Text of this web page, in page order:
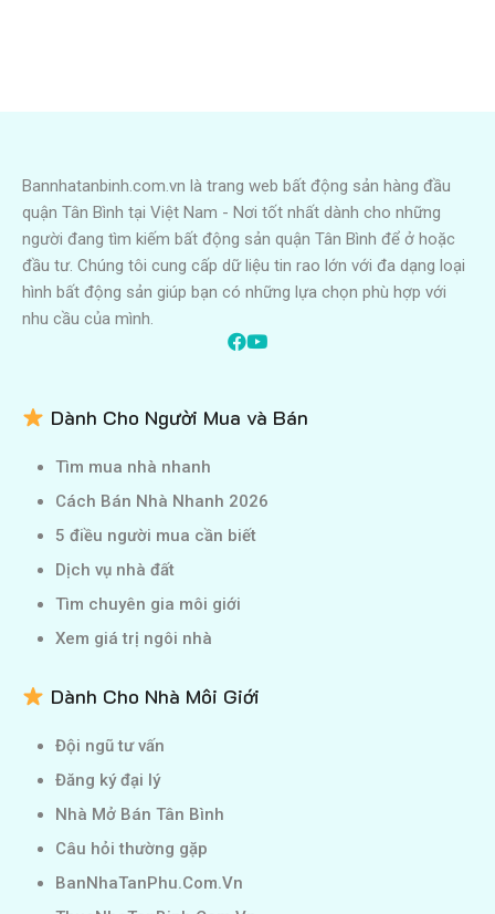
Bannhatanbinh.com.vn là trang web bất động sản hàng đầu
quận Tân Bình tại Việt Nam - Nơi tốt nhất dành cho những
người đang tìm kiếm bất động sản quận Tân Bình để ở hoặc
đầu tư. Chúng tôi cung cấp dữ liệu tin rao lớn với đa dạng loại
hình bất động sản giúp bạn có những lựa chọn phù hợp với
nhu cầu của mình.
Dành Cho Người Mua và Bán
Tìm mua nhà nhanh
Cách Bán Nhà Nhanh 2026
5 điều người mua cần biết
Dịch vụ nhà đất
Tìm chuyên gia môi giới
Xem giá trị ngôi nhà
Dành Cho Nhà Môi Giới
Đội ngũ tư vấn
Đăng ký đại lý
Nhà Mở Bán Tân Bình
Câu hỏi thường gặp
BanNhaTanPhu.Com.Vn